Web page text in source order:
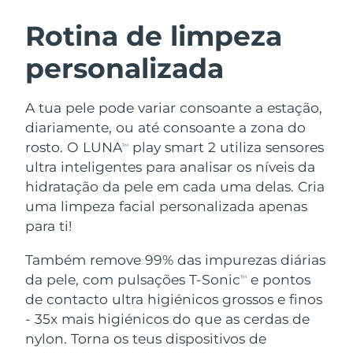
Rotina de limpeza
personalizada
A tua pele pode variar consoante a estação,
diariamente, ou até consoante a zona do
rosto. O LUNATM
play smart 2 utiliza sensores
ultra inteligentes para analisar os níveis da
hidratação da pele em cada uma delas. Cria
uma limpeza facial personalizada apenas
para ti!
Também remove 99% das impurezas diárias
da pele, com pulsações T-SonicTM
e pontos
de contacto ultra higiénicos grossos e finos
- 35x mais higiénicos do que as cerdas de
nylon. Torna os teus dispositivos de
LUNA™ 4 kit
Anti-aging massage
LUNA™ 4 Plus
LUNA™ 4 Men
For men, anti-aging massage
BEAR™ 2 kit
Microcurrent toning
BEAR™ 2 go
BEAR™ 2 eyes & lips
Microcurrent line smoothing device
Hidratação
UFO™ 3 kit
UFO™ 3 LED
Near-infrared and red light therapy
device
Cuidado oral
issa™ 4 plus
Smart hybrid silicone sonic toothbrush
TRATAMENTO ANTIENVELHECIMENTO
FAQ™
Antienvelhecimento Tratamentos LED
NEW
Áustria
Barein Entrega prevista
Bélgica
Bermudas Entrega prevista8/15/26
Bósnia e
Herzegovina
Entrega prevista 8/12/26
Brunei
Bulgária Entrega prevista8/9/26
Canadá Entrega prevista8/13/26
Chile Entrega prevista